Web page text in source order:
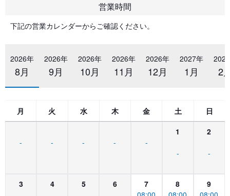
営業時間
下記の営業カレンダーからご確認ください。
2026年
8月
2026年
9月
2026年
10月
2026年
11月
2026年
12月
2027年
1月 2
月 火 水 木 金 土 日
- - - - -
1
-
2
-
3 4 5 6
7
8
9